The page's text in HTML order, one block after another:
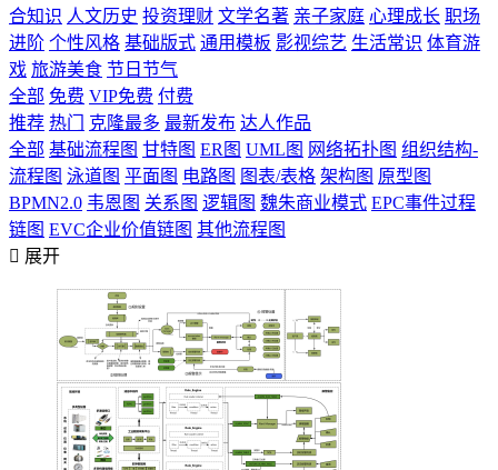
合知识 人文历史 投资理财 文学名著 亲子家庭 心理成长 职场
进阶 个性风格 基础版式 通用模板 影视综艺 生活常识 体育游
戏 旅游美食 节日节气
全部 免费 VIP免费 付费
推荐 热门 克隆最多 最新发布 达人作品
全部 基础流程图 甘特图 ER图 UML图 网络拓扑图 组织结构-
流程图 泳道图 平面图 电路图 图表/表格 架构图 原型图
BPMN2.0 韦恩图 关系图 逻辑图 魏朱商业模式 EPC事件过程
链图 EVC企业价值链图 其他流程图
 展开